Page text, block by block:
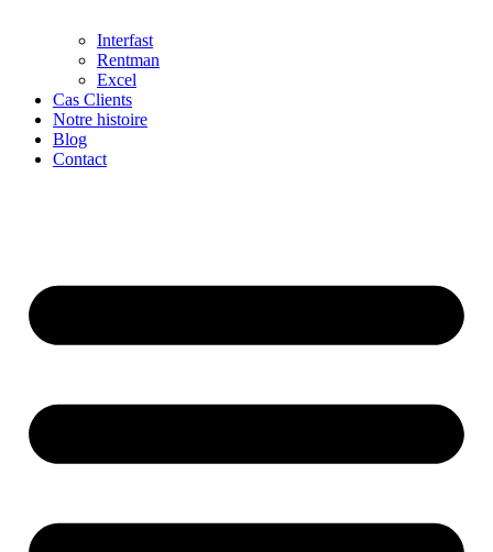
Interfast
Rentman
Excel
Cas Clients
Notre histoire
Blog
Contact